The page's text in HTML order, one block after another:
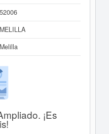
52006
MELILLA
Melilla
¡Es